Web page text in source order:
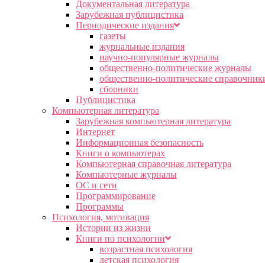
Документальная литература
Зарубежная публицистика
Периодические издания
газеты
журнальные издания
научно-популярные журналы
общественно-политические журналы
общественно-политические
сборники
Публицистика
Компьютерная литература
Зарубежная компьютерная литература
Интернет
Информационная безопасность
Книги о компьютерах
Компьютерная справочная литература
Компьютерные журналы
ОС и сети
Программирование
Программы
Психология, мотивация
Истории из жизни
Книги по психологии
возрастная психология
детская психология